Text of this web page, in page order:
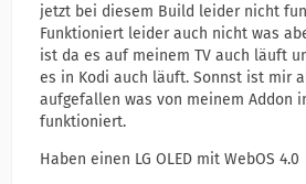
jetzt bei diesem Build leider nicht
Funktioniert leider auch nicht was
ist da es auf meinem TV auch läuft
es in Kodi auch läuft. Sonnst ist mir
aufgefallen was von meinem Addon
funktioniert.
Haben einen LG OLED mit WebOS 4.0